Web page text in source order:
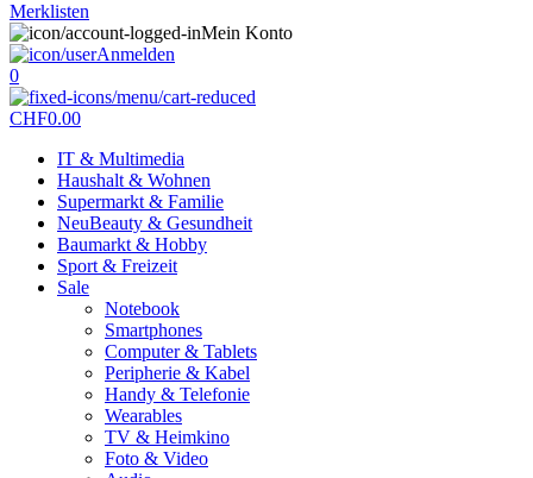
Merklisten
Mein Konto
Anmelden
0
CHF0.00
IT & Multimedia
Haushalt & Wohnen
Supermarkt & Familie
NeuBeauty & Gesundheit
Baumarkt & Hobby
Sport & Freizeit
Sale
Notebook
Smartphones
Computer & Tablets
Peripherie & Kabel
Handy & Telefonie
Wearables
TV & Heimkino
Foto & Video